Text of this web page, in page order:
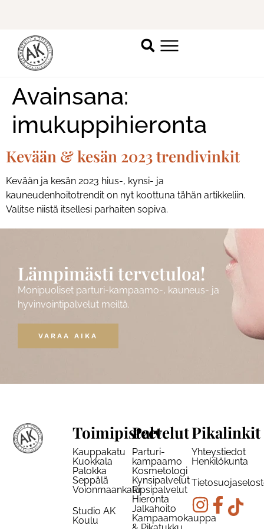
Ilmoittaudu mukaan ripsienpidennyskoulutukseen.
Avainsana:
imukuppihieronta
Kevään & kesän 2023 trendivinkit
Kevään ja kesän 2023 hius-, kynsi- ja
kauneudenhoitotrendit on nyt koottuna tähän artikkeliin.
Valitse niistä itsellesi parhaiten sopiva.
Lämpimästi tervetuloa!
Monipuoliset parturi-kampaamo-, kauneus- ja
hyvinvointipalvelut meiltä.
VARAA AIKA
Toimipisteet
Kauppakatu
Kuokkala
Palokka
Seppälä
Voionmaankatu
Studio AK
Koulu
Palvelut
Parturi-
kampaamo
Kosmetologi
Kynsipalvelut
Ripsipalvelut
Hieronta
Jalkahoito
Kampaamokauppa
Pikalinkit
Yhteystiedot
Henkilökunta